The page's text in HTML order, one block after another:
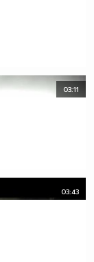
03:11
03:43